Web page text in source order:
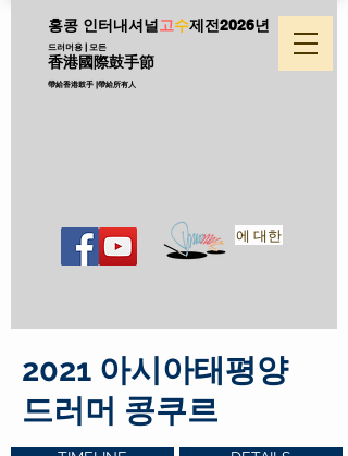
홍콩 인터내셔널 고수제전2026년
드러머용 | 모든
香港國際鼓手節
帶給香港鼓手 |帶給所有人
에 대한
2021 아시아태평양
드러머 콩쿠르